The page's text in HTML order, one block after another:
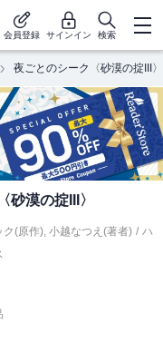
会員登録 サインイン 検索
夜ごとのシーク〈砂漠の掟III〉
砂漠の掟III〉
ク(原作), 小越なつえ(著者) / ハ